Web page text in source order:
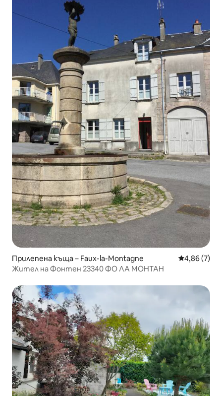
Прилепена къща – Faux-la-Montagne Средна
4,86 (7)
Жител на Фонтен 23340 ФО ЛА МОНТАН